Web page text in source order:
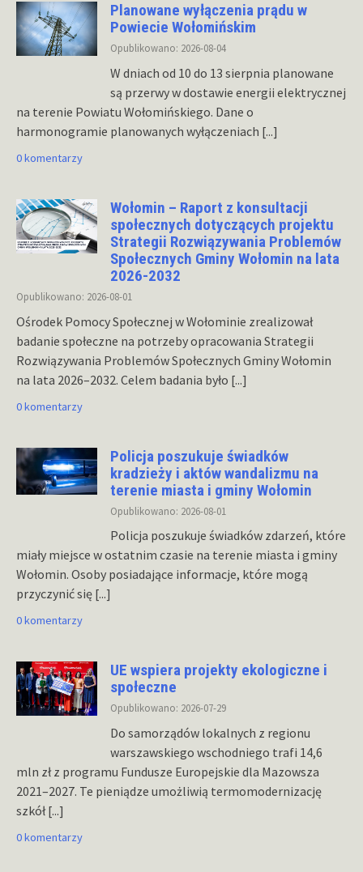
Planowane wyłączenia prądu w
Powiecie Wołomińskim
Opublikowano: 2026-08-04
W dniach od 10 do 13 sierpnia planowane
są przerwy w dostawie energii elektrycznej
na terenie Powiatu Wołomińskiego. Dane o
harmonogramie planowanych wyłączeniach [...]
0 komentarzy
Wołomin – Raport z konsultacji
społecznych dotyczących projektu
Strategii Rozwiązywania Problemów
Społecznych Gminy Wołomin na lata
2026-2032
Opublikowano: 2026-08-01
Ośrodek Pomocy Społecznej w Wołominie zrealizował
badanie społeczne na potrzeby opracowania Strategii
Rozwiązywania Problemów Społecznych Gminy Wołomin
na lata 2026–2032. Celem badania było [...]
0 komentarzy
Policja poszukuje świadków
kradzieży i aktów wandalizmu na
terenie miasta i gminy Wołomin
Opublikowano: 2026-08-01
Policja poszukuje świadków zdarzeń, które
miały miejsce w ostatnim czasie na terenie miasta i gminy
Wołomin. Osoby posiadające informacje, które mogą
przyczynić się [...]
0 komentarzy
UE wspiera projekty ekologiczne i
społeczne
Opublikowano: 2026-07-29
Do samorządów lokalnych z regionu
warszawskiego wschodniego trafi 14,6
mln zł z programu Fundusze Europejskie dla Mazowsza
2021–2027. Te pieniądze umożliwią termomodernizację
szkół[...]
0 komentarzy